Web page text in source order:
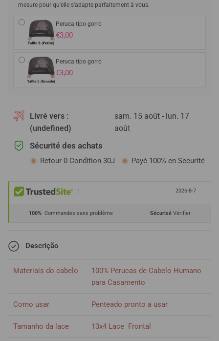
mesure pour qu'elle s'adapte parfaitement à vous.
Peruca tipo gorro
€3,00
Peruca tipo gorro
€3,00
Livré vers :
(undefined)
sam. 15 août - lun. 17
août
Sécurité des achats
Retour 0 Condition 30J Payé 100% en Securité
2026-8-7
100% Commandes sans problème SécuriséVérifier
Descrição
Materiais do cabelo
100% Perucas de Cabelo Humano
para Casamento
Como usar Penteado pronto a usar
Tamanho da lace 13x4 Lace Frontal